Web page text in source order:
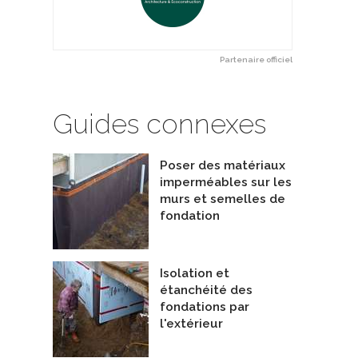
Partenaire officiel
Guides connexes
Poser des matériaux
imperméables sur les
murs et semelles de
fondation
Isolation et
étanchéité des
fondations par
l'extérieur